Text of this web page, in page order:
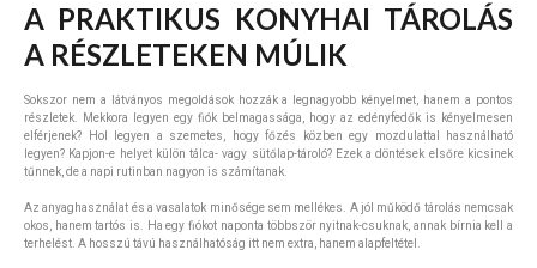
A PRAKTIKUS KONYHAI TÁROLÁS
A RÉSZLETEKEN MÚLIK
Sokszor nem a látványos megoldások hozzák a legnagyobb kényelmet, hanem a pontos
részletek. Mekkora legyen egy fiók belmagassága, hogy az edényfedők is kényelmesen
elférjenek? Hol legyen a szemetes, hogy főzés közben egy mozdulattal használható
legyen? Kapjon-e helyet külön tálca- vagy sütőlap-tároló? Ezek a döntések elsőre kicsinek
tűnnek, de a napi rutinban nagyon is számítanak.
Az anyaghasználat és a vasalatok minősége sem mellékes. A jól működő tárolás nemcsak
okos, hanem tartós is. Ha egy fiókot naponta többször nyitnak-csuknak, annak bírnia kell a
terhelést. A hosszú távú használhatóság itt nem extra, hanem alapfeltétel.